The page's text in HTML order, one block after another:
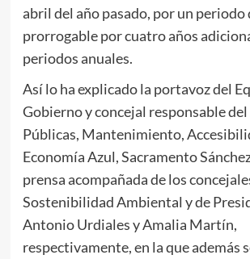
abril del año pasado, por un periodo
prorrogable por cuatro años
periodos anuales.
Así lo ha explicado la portavoz del
Gobierno y concejal responsable
Públicas, Mantenimiento,
Economía Azul, Sacramento
prensa acompañada de los
Sostenibilidad Ambiental y de
Antonio Urdiales y Amalia Martín,
respectivamente, en la que además